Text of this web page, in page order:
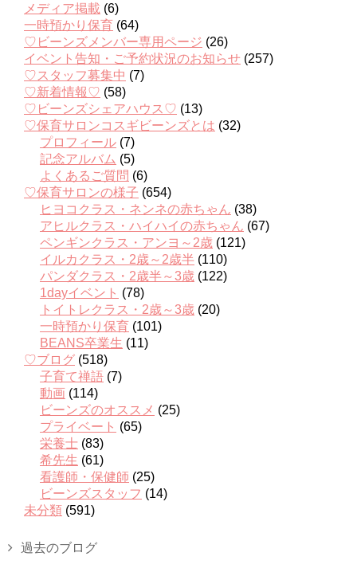
メディア掲載 (6)
一時預かり保育 (64)
♡ビーンズメンバー専用ページ (26)
イベント告知・ご予約状況のお知らせ (257)
♡スタッフ募集中 (7)
♡新着情報♡ (58)
♡ビーンズシェアハウス♡ (13)
♡保育サロンコスギビーンズとは (32)
プロフィール (7)
記念アルバム (5)
よくあるご質問 (6)
♡保育サロンの様子 (654)
ヒヨコクラス・ネンネの赤ちゃん (38)
アヒルクラス・ハイハイの赤ちゃん (67)
ペンギンクラス・アンヨ～2歳 (121)
イルカクラス・2歳～2歳半 (110)
パンダクラス・2歳半～3歳 (122)
1dayイベント (78)
トイトレクラス・2歳～3歳 (20)
一時預かり保育 (101)
BEANS卒業生 (11)
♡ブログ (518)
子育て禅語 (7)
動画 (114)
ビーンズのオススメ (25)
プライベート (65)
栄養士 (83)
希先生 (61)
看護師・保健師 (25)
ビーンズスタッフ (14)
未分類 (591)
過去のブログ